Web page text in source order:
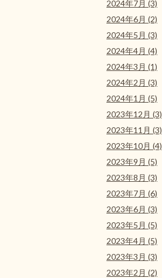
2024年7月 (3)
2024年6月 (2)
2024年5月 (3)
2024年4月 (4)
2024年3月 (1)
2024年2月 (3)
2024年1月 (5)
2023年12月 (3)
2023年11月 (3)
2023年10月 (4)
2023年9月 (5)
2023年8月 (3)
2023年7月 (6)
2023年6月 (3)
2023年5月 (5)
2023年4月 (5)
2023年3月 (3)
2023年2月 (2)